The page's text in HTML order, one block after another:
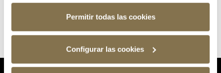
Permitir todas las cookies
Configurar las cookies